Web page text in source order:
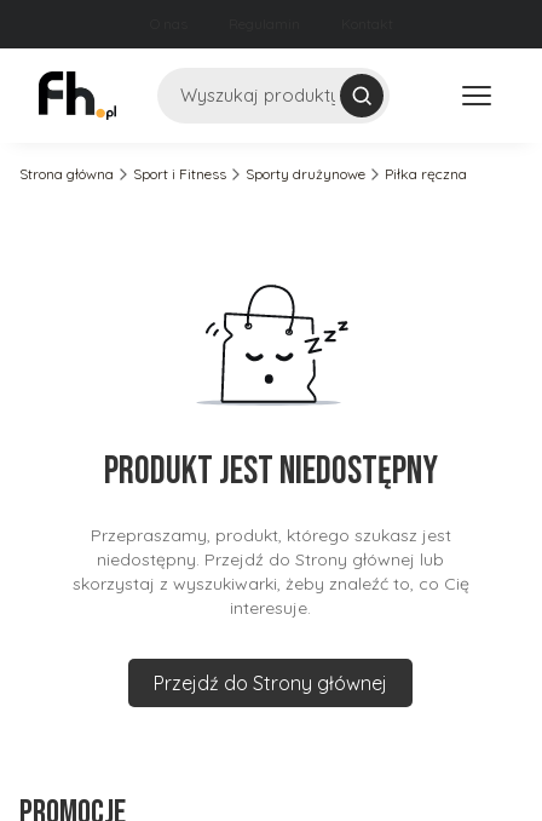
Szukaj
Strona główna Sport i Fitness Sporty drużynowe Piłka ręczna
Produkt jest niedostępny
Przepraszamy, produkt, którego szukasz jest
niedostępny. Przejdź do Strony głównej lub
skorzystaj z wyszukiwarki, żeby znaleźć to, co Cię
interesuje.
Przejdź do Strony głównej